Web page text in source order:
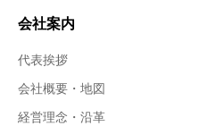
会社案内
代表挨拶
会社概要・地図
経営理念・沿革